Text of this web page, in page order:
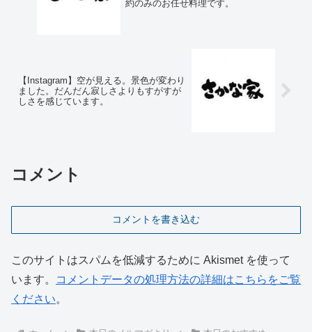
約のみのお任せ料理です。
【Instagram】空が見える。景色が変わり
ました。だんだん寂しさよりもすがすが
しさを感じています。
コメント
コメントを書き込む
このサイトはスパムを低減するために Akismet を使って
います。
コメントデータの処理方法の詳細はこちらをご覧
ください。